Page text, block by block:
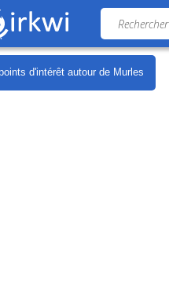
Plus de points d'intérêt autour de Murles